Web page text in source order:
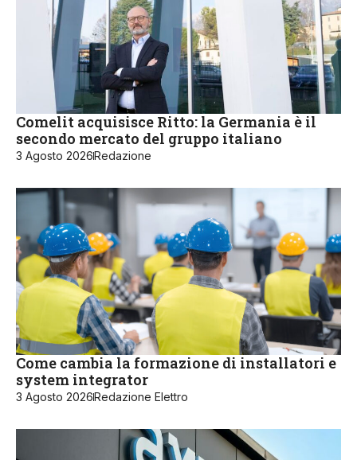
Comelit acquisisce Ritto: la Germania è il
secondo mercato del gruppo italiano
3 Agosto 2026Redazione
Come cambia la formazione di installatori e
system integrator
3 Agosto 2026Redazione Elettro